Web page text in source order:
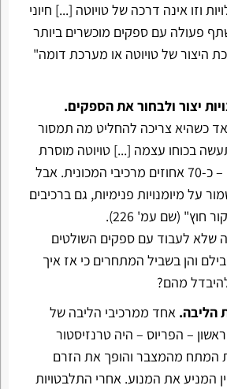
וזו אינה דרכה של טויוטה [...] חיוני
פעולה עם ספקים מוכשרים ביותר
היצור של טויוטה או מערכת דומה"
יצור ולבחור את הספקים.
כשהיא צריכה להחליט מה תמסור
בכוחו עצמה [...] טויוטה מוסרת
למיקור חוץ הרבה – כ-70 אחוזים מרכיבי המכונית. אבל
על מיומנויות פנימיות, גם ברכיבים
חוץ" (שם עמ' 226).
שלא לעבוד עם ספקים השולטים
והן בשביל המתחרים כי אז איך
מהם?
הליבה. אחד ממרכיבי הליבה של
– הפריוס – היה טרנזיסטור
המתח מהמצבר והופך את הזרם
המניע את המנוע. אחרי התלבטויות